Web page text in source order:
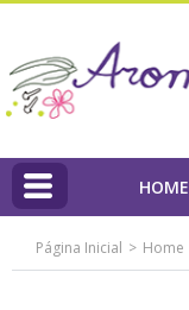
HOME
HOME
Página Inicial Home